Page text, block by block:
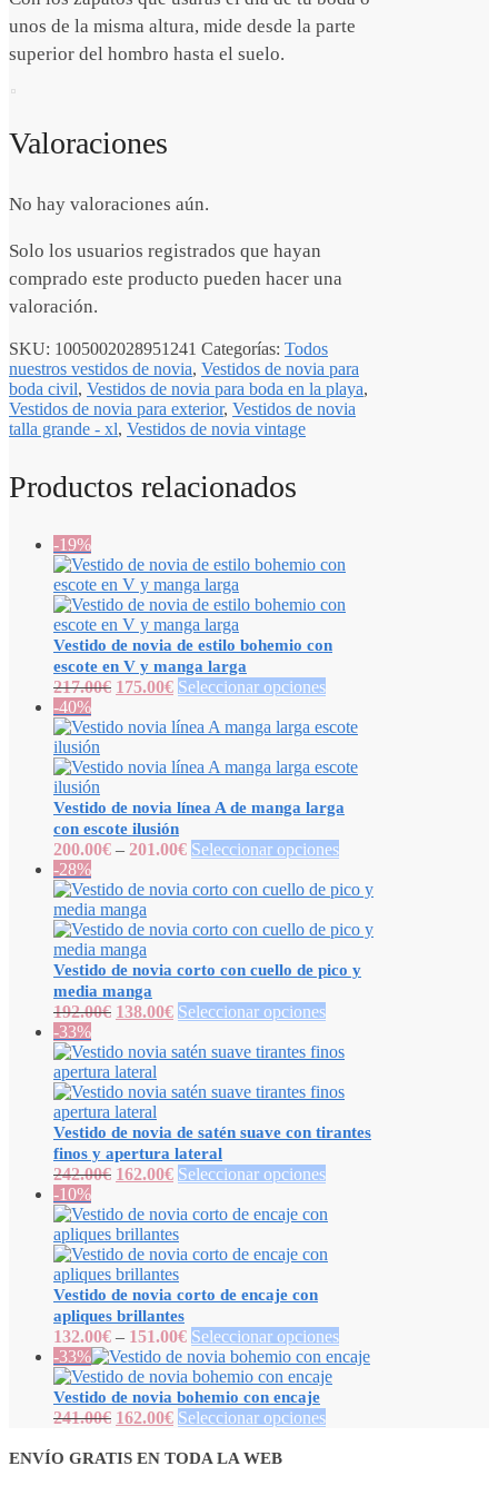
unos de la misma altura, mide desde la parte
superior del hombro hasta el suelo.
Valoraciones
No hay valoraciones aún.
Solo los usuarios registrados que hayan
comprado este producto pueden hacer una
valoración.
SKU: 1005002028951241 Categorías: Todos
nuestros vestidos de novia, Vestidos de novia para
boda civil, Vestidos de novia para boda en la playa,
Vestidos de novia para exterior, Vestidos de novia
talla grande - xl, Vestidos de novia vintage
Productos relacionados
-19%
Vestido de novia de estilo bohemio con
escote en V y manga larga
217.00€ 175.00€ Seleccionar opciones
-40%
Vestido de novia línea A de manga larga
con escote ilusión
200.00€ – 201.00€ Seleccionar opciones
-28%
Vestido de novia corto con cuello de pico y
media manga
192.00€ 138.00€ Seleccionar opciones
-33%
Vestido de novia de satén suave con tirantes
finos y apertura lateral
242.00€ 162.00€ Seleccionar opciones
-10%
Vestido de novia corto de encaje con
apliques brillantes
132.00€ – 151.00€ Seleccionar opciones
-33%
Vestido de novia bohemio con encaje
241.00€ 162.00€ Seleccionar opciones
ENVÍO GRATIS EN TODA LA WEB